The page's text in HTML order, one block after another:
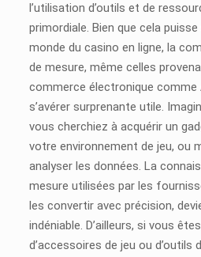
l’utilisation d’outils et de
primordiale. Bien que cela
monde du casino en ligne, la
de mesure, même celles
commerce électronique comme
s’avérer surprenante utile.
vous cherchiez à acquérir un
votre environnement de jeu, ou
analyser les données. La
mesure utilisées par les
les convertir avec précision,
indéniable. D’ailleurs, si vous
d’accessoires de jeu ou d’outils